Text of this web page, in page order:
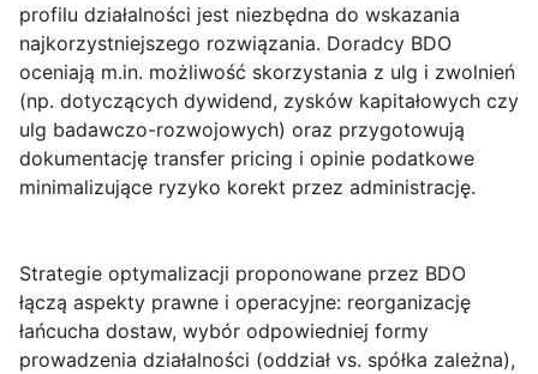
profilu działalności jest niezbędna do wskazania
najkorzystniejszego rozwiązania. Doradcy BDO
oceniają m.in. możliwość skorzystania z ulg i zwolnień
(np. dotyczących dywidend, zysków kapitałowych czy
ulg badawczo-rozwojowych) oraz przygotowują
dokumentację transfer pricing i opinie podatkowe
minimalizujące ryzyko korekt przez administrację.
Strategie optymalizacji proponowane przez BDO
łączą aspekty prawne i operacyjne: reorganizację
łańcucha dostaw, wybór odpowiedniej formy
prowadzenia działalności (oddział vs. spółka zależna),